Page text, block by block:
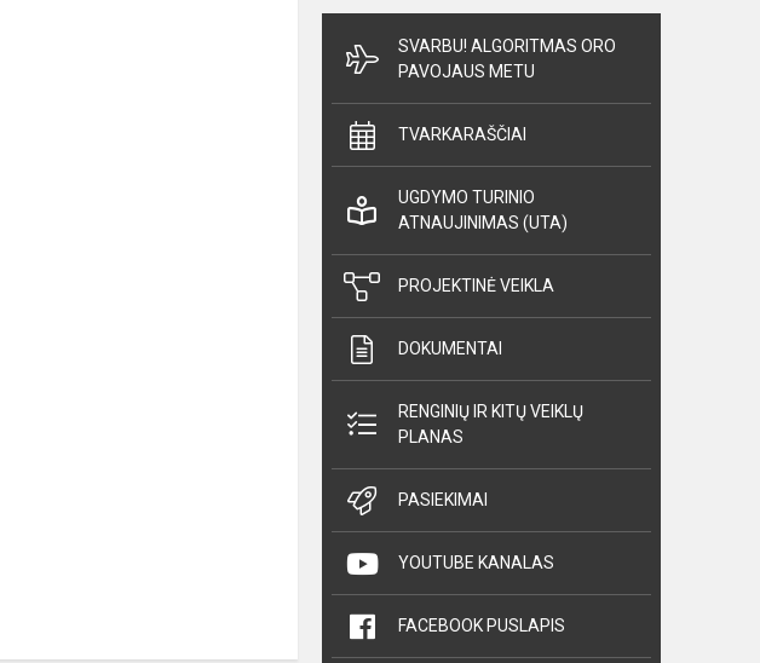
SVARBU! ALGORITMAS ORO
PAVOJAUS METU
TVARKARAŠČIAI
UGDYMO TURINIO
ATNAUJINIMAS (UTA)
PROJEKTINĖ VEIKLA
DOKUMENTAI
RENGINIŲ IR KITŲ VEIKLŲ
PLANAS
PASIEKIMAI
YOUTUBE KANALAS
FACEBOOK PUSLAPIS